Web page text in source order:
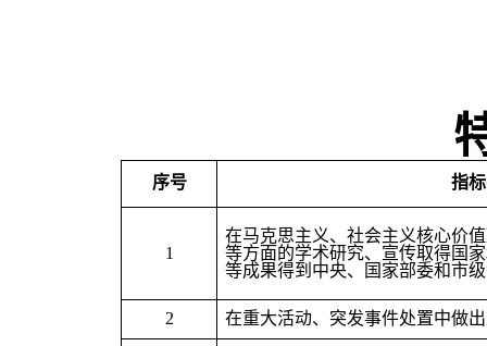
序号 指
1
在马克思主义、社会主义核心价
等方面的学术研究、宣传取得国
等成果得到中央、国家部委和市
2 在重大活动、突发事件处置中做